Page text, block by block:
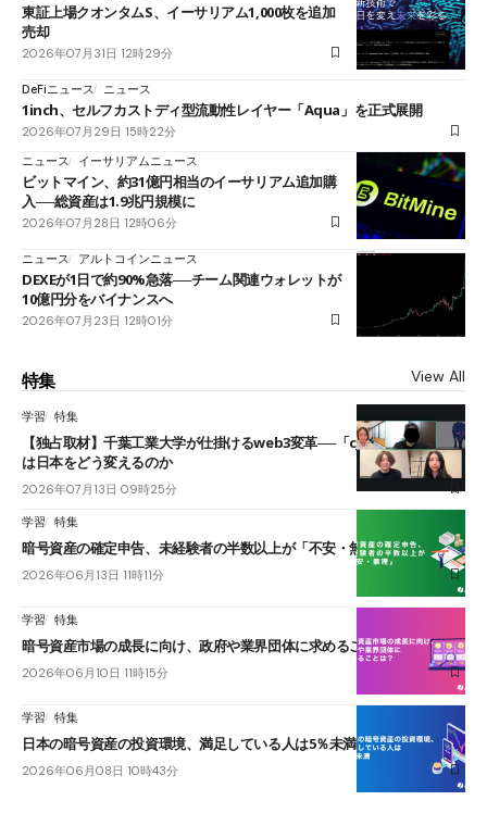
東証上場クオンタムS、イーサリアム1,000枚を追加
売却
2026年07月31日 12時29分
DeFiニュース ニュース
1inch、セルフカストディ型流動性レイヤー「Aqua」を正式展開
2026年07月29日 15時22分
ニュース
イーサリアムニュース
ビットマイン、約31億円相当のイーサリアム追加購
入──総資産は1.9兆円規模に
2026年07月28日 12時06分
ニュース アルトコインニュース
DEXEが1日で約90%急落──チーム関連ウォレットが
10億円分をバイナンスへ
2026年07月23日 12時01分
特集 View All
学習 特集
【独占取材】千葉工業大学が仕掛けるweb3変革──「cJPY」とAIの融合
は日本をどう変えるのか
2026年07月13日 09時25分
学習 特集
暗号資産の確定申告、未経験者の半数以上が「不安・無理」
2026年06月13日 11時11分
学習 特集
暗号資産市場の成長に向け、政府や業界団体に求めることは？
2026年06月10日 11時15分
学習 特集
日本の暗号資産の投資環境、満足している人は5％未満
2026年06月08日 10時43分